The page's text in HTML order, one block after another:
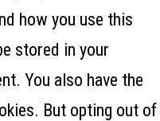
how you use this
stored in your
You also have the
But opting out of